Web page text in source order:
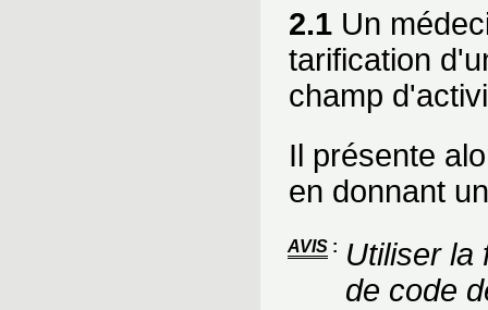
2.1 Un
tarification
champ
Il présente
en donnant
AVIS : Utiliser la
de code